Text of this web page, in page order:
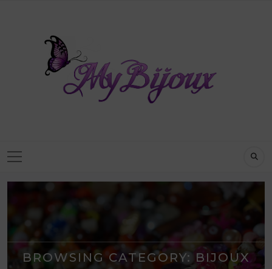
BROWSING CATEGORY: BIJOUX